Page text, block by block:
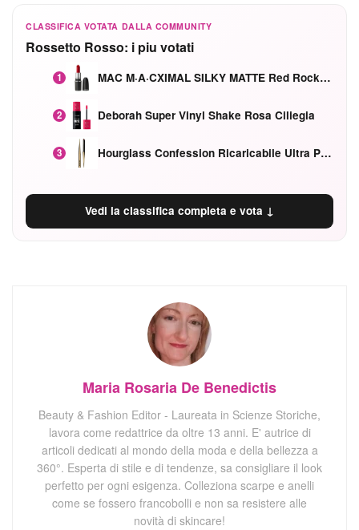
CLASSIFICA VOTATA DALLA COMMUNITY
Rossetto Rosso: i piu votati
1 MAC M·A·CXIMAL SILKY MATTE Red Rock mat
2 Deborah Super Vinyl Shake Rosa Ciliegia
3 Hourglass Confession Ricaricabile Ultra Preciso Ad Alta Intensità Secretly Classic Red
Vedi la classifica completa e vota ↓
Maria Rosaria De Benedictis
Beauty & Fashion Editor - Laureata in Scienze Storiche,
lavora come redattrice da oltre 13 anni. E' autrice di
articoli dedicati al mondo della moda e della bellezza a
360°. Esperta di stile e di tendenze, sa consigliare il look
perfetto per ogni esigenza. Colleziona scarpe e anelli
come se fossero francobolli e non sa resistere alle
novità di skincare!